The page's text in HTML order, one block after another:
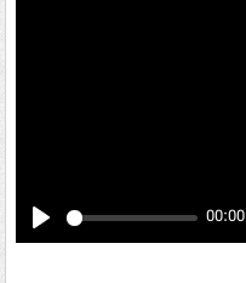
Play
00:00